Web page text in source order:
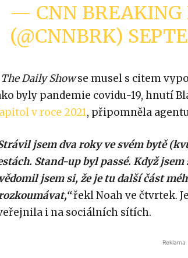
— CNN BREAKING
(@CNNBRK)
The Daily Showse musel s citem
byly pandemie covidu-19, hnutí
v roce 2021, připomněla
jsem dva roky ve svém bytě
Stand-up byl passé. Když
jsem si, že je tu další část
řekl Noah ve čtvrtek.
i na sociálních sítích.
Reklama